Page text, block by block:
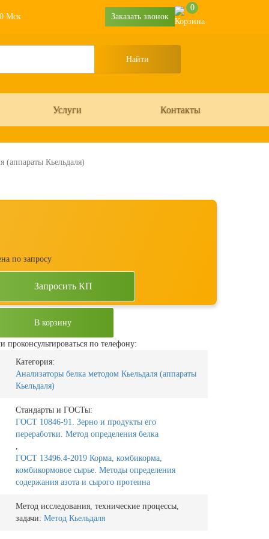
Мск Заказать звонок
0
Услуги Контакты
(аппараты Кьельдаля)
по запросу
Запросить КП
В корзину
проконсультироваться по телефону:
Категория:
Анализаторы белка методом Кьельдаля (аппараты
Кьельдаля)
Стандарты и ГОСТы:
ГОСТ 10846-91. Зерно и продукты его
переработки. Метод определения белка
,
ГОСТ 13496.4-2019 Корма, комбикорма,
комбикормовое сырье. Методы определения
содержания азота и сырого протеина
Метод исследования, технические процессы,
задачи: Метод Кьельдаля